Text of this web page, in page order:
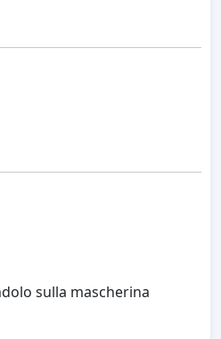
sulla mascherina